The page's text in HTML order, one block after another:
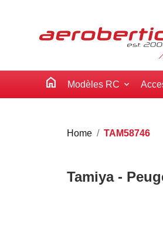
home Modèles RC
Home TAM58746
Tamiya -